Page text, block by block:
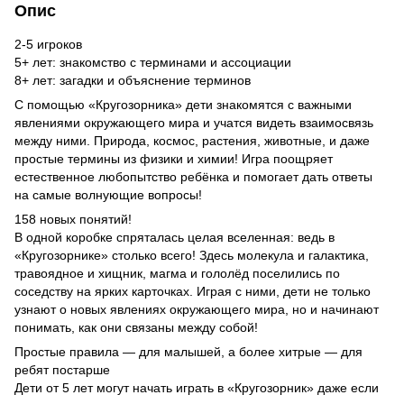
Опис
2-5 игроков
5+ лет: знакомство с терминами и ассоциации
8+ лет: загадки и объяснение терминов
С помощью «Кругозорника» дети знакомятся с важными
явлениями окружающего мира и учатся видеть взаимосвязь
между ними. Природа, космос, растения, животные, и даже
простые термины из физики и химии! Игра поощряет
естественное любопытство ребёнка и помогает дать ответы
на самые волнующие вопросы!
158 новых понятий!
В одной коробке спряталась целая вселенная: ведь в
«Кругозорнике» столько всего! Здесь молекула и галактика,
травоядное и хищник, магма и гололёд поселились по
соседству на ярких карточках. Играя с ними, дети не только
узнают о новых явлениях окружающего мира, но и начинают
понимать, как они связаны между собой!
Простые правила — для малышей, а более хитрые — для
ребят постарше
Дети от 5 лет могут начать играть в «Кругозорник» даже если